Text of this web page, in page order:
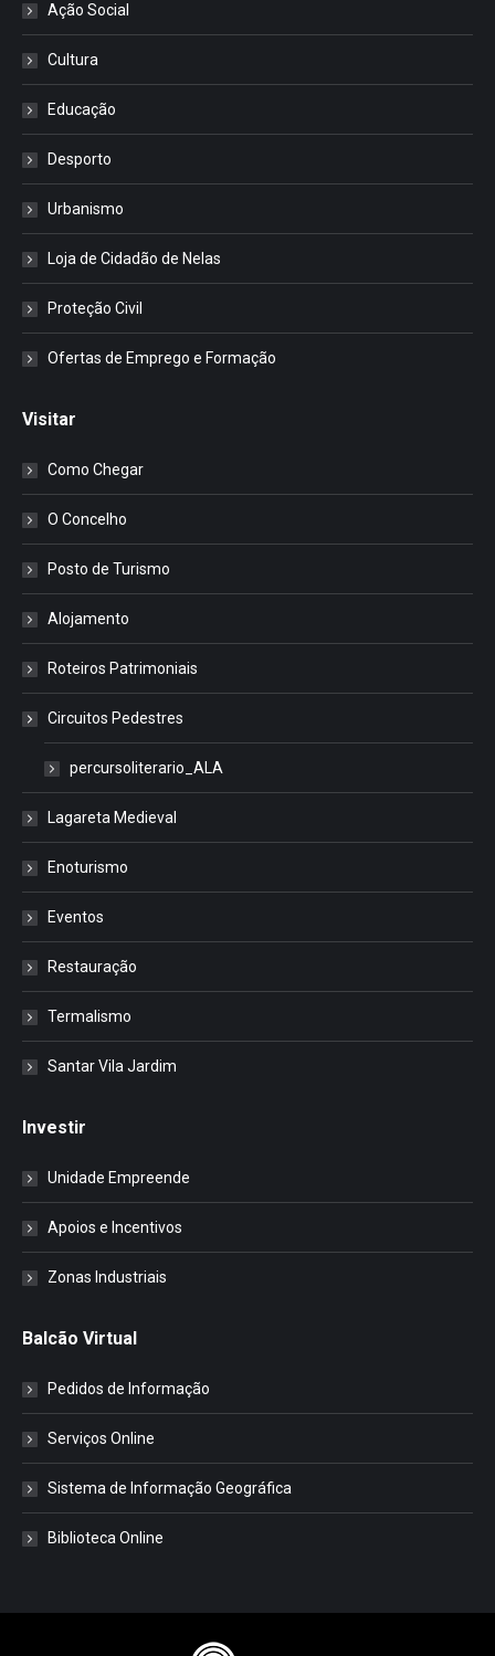
Ação Social
Cultura
Educação
Desporto
Urbanismo
Loja de Cidadão de Nelas
Proteção Civil
Ofertas de Emprego e Formação
Visitar
Como Chegar
O Concelho
Posto de Turismo
Alojamento
Roteiros Patrimoniais
Circuitos Pedestres
percursoliterario_ALA
Lagareta Medieval
Enoturismo
Eventos
Restauração
Termalismo
Santar Vila Jardim
Investir
Unidade Empreende
Apoios e Incentivos
Zonas Industriais
Balcão Virtual
Pedidos de Informação
Serviços Online
Sistema de Informação Geográfica
Biblioteca Online